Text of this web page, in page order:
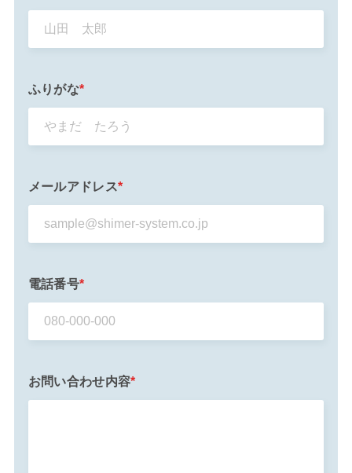
ふりがな*
メールアドレス*
電話番号*
お問い合わせ内容*